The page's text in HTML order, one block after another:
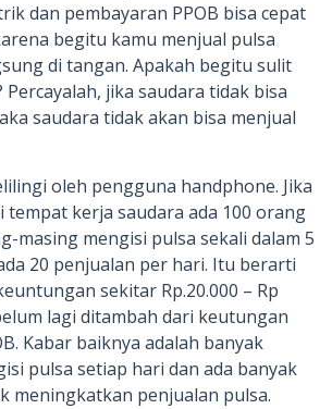
dan pembayaran PPOB bisa cepat
begitu kamu menjual pulsa
di tangan. Apakah begitu sulit
Percayalah, jika saudara tidak bisa
saudara tidak akan bisa menjual
oleh pengguna handphone. Jika
tempat kerja saudara ada 100 orang
masing mengisi pulsa sekali dalam 5
20 penjualan per hari. Itu berarti
sekitar Rp.20.000 – Rp
lagi ditambah dari keutungan
Kabar baiknya adalah banyak
pulsa setiap hari dan ada banyak
meningkatkan penjualan pulsa.